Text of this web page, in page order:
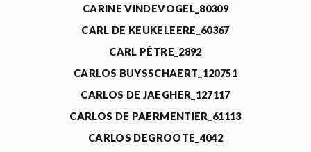
CARINE VINDEVOGEL_80309
CARL DE KEUKELEERE_60367
CARL PÊTRE_2892
CARLOS BUYSSCHAERT_120751
CARLOS DE JAEGHER_127117
CARLOS DE PAERMENTIER_61113
CARLOS DEGROOTE_4042